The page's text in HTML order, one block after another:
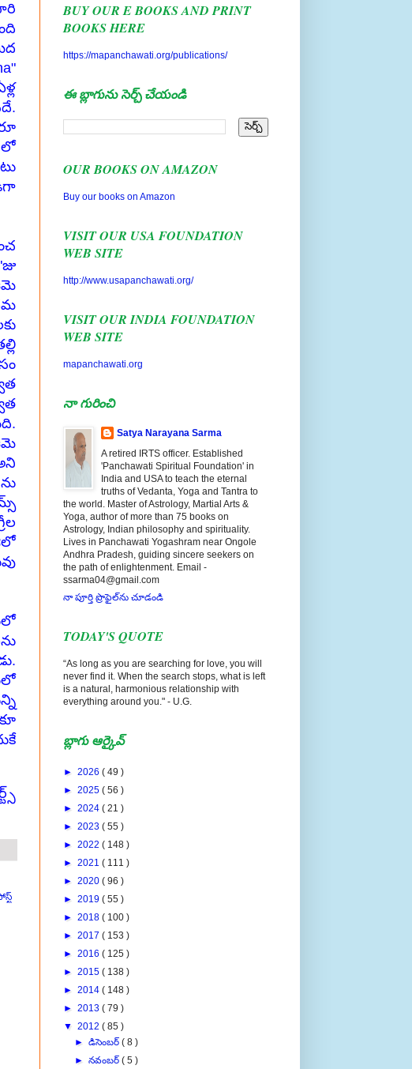
లో
BUY OUR E BOOKS AND PRINT
BOOKS HERE
https://mapanchawati.org/publications/
ఈ బ్లాగును సెర్చ్ చేయండి
OUR BOOKS ON AMAZON
Buy our books on Amazon
VISIT OUR USA FOUNDATION
WEB SITE
http://www.usapanchawati.org/
VISIT OUR INDIA FOUNDATION
WEB SITE
mapanchawati.org
నా గురించి
Satya Narayana Sarma
A retired IRTS officer. Established
'Panchawati Spiritual Foundation' in
India and USA to teach the eternal
truths of Vedanta, Yoga and Tantra to
the world. Master of Astrology, Martial Arts &
Yoga, author of more than 75 books on
Astrology, Indian philosophy and spirituality.
Lives in Panchawati Yogashram near Ongole
Andhra Pradesh, guiding sincere seekers on
the path of enlightenment. Email -
ssarma04@gmail.com
నా పూర్తి ప్రొఫైల్‌ను చూడండి
TODAY'S QUOTE
“As long as you are searching for love, you will
never find it. When the search stops, what is left
is a natural, harmonious relationship with
everything around you." - U.G.
బ్లాగు ఆర్కైవ్
► 2026 ( 49 )
► 2025 ( 56 )
► 2024 ( 21 )
► 2023 ( 55 )
► 2022 ( 148 )
► 2021 ( 111 )
► 2020 ( 96 )
► 2019 ( 55 )
► 2018 ( 100 )
► 2017 ( 153 )
► 2016 ( 125 )
► 2015 ( 138 )
► 2014 ( 148 )
► 2013 ( 79 )
▼ 2012 ( 85 )
►డిసెంబర్( 8 )
►నవంబర్( 5 )